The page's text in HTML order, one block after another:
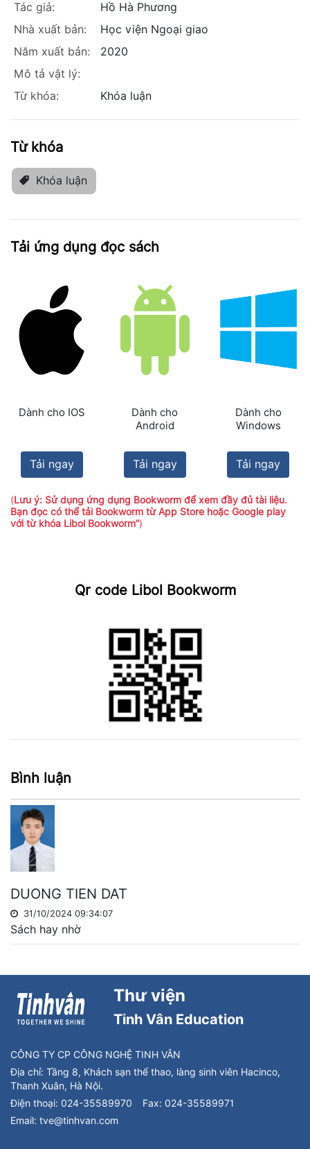
Tác giả:
Hồ Hà Phương
Nhà xuất bản:
Học viện Ngoại giao
Năm xuất bản:
2020
Mô tả vật lý:
Từ khóa:
Khóa luận
Từ khóa
Khóa luận
Tải ứng dụng đọc sách
Dành cho IOS
Tải ngay
Dành cho
Android
Tải ngay
Dành cho
Windows
Tải ngay
(Lưu ý: Sử dụng ứng dụng Bookworm để xem đầy đủ tài liệu.
Bạn đọc có thể tải Bookworm từ App Store hoặc Google play
với từ khóa Libol Bookworm”)
Qr code Libol Bookworm
Bình luận
DUONG TIEN DAT
31/10/2024 09:34:07
Sách hay nhờ
Thư viện
Tinh Vân Education
CÔNG TY CP CÔNG NGHỆ TINH VÂN
Địa chỉ: Tầng 8, Khách sạn thể thao, làng sinh viên Hacinco,
Thanh Xuân, Hà Nội.
Điện thoại: 024-35589970 Fax: 024-35589971
Email: tve@tinhvan.com